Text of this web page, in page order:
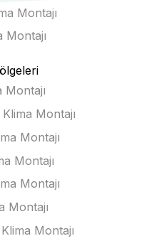
Montajı
Montajı
Montajı
Montajı
Montajı
Montajı
Montajı
Montajı
Montajı